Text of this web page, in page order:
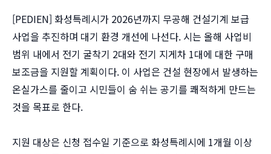
[PEDIEN] 화성특례시가 2026년까지 무공해 건설기계 보급
사업을 추진하며 대기 환경 개선에 나선다. 시는 올해 사업비
범위 내에서 전기 굴착기 2대와 전기 지게차 1대에 대한 구매
보조금을 지원할 계획이다. 이 사업은 건설 현장에서 발생하는
온실가스를 줄이고 시민들이 숨 쉬는 공기를 쾌적하게 만드는
것을 목표로 한다.
지원 대상은 신청 접수일 기준으로 화성특례시에 1개월 이상